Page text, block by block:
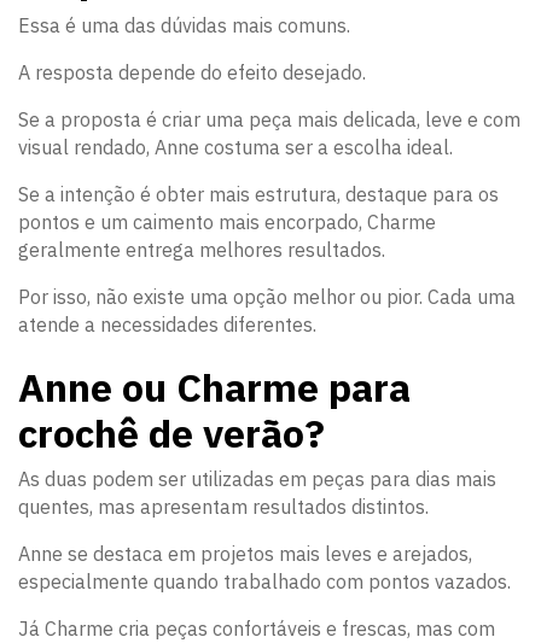
Essa é uma das dúvidas mais comuns.
A resposta depende do efeito desejado.
Se a proposta é criar uma peça mais delicada, leve e com
visual rendado, Anne costuma ser a escolha ideal.
Se a intenção é obter mais estrutura, destaque para os
pontos e um caimento mais encorpado, Charme
geralmente entrega melhores resultados.
Por isso, não existe uma opção melhor ou pior. Cada uma
atende a necessidades diferentes.
Anne ou Charme para
crochê de verão?
As duas podem ser utilizadas em peças para dias mais
quentes, mas apresentam resultados distintos.
Anne se destaca em projetos mais leves e arejados,
especialmente quando trabalhado com pontos vazados.
Já Charme cria peças confortáveis e frescas, mas com